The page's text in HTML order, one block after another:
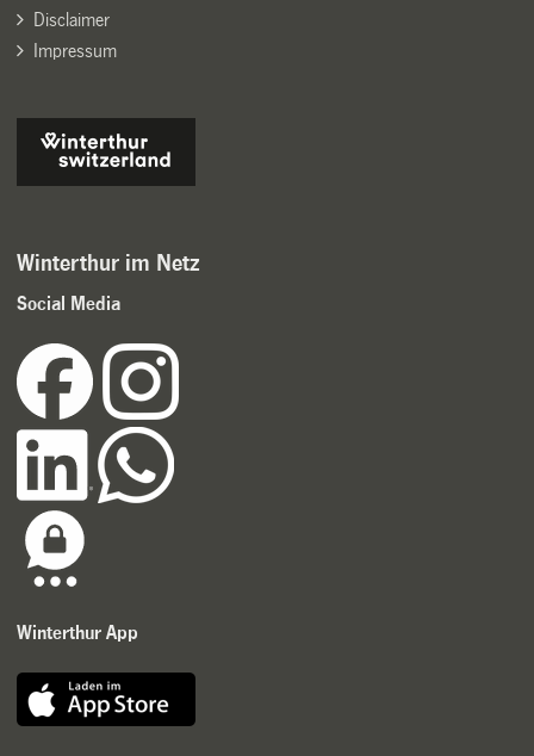
Disclaimer
Impressum
Winterthur im Netz
Social Media
Winterthur App